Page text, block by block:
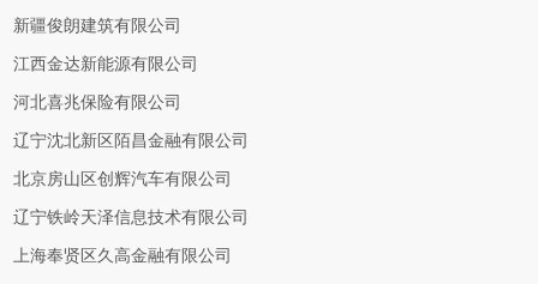
新疆俊朗建筑有限公司
江西金达新能源有限公司
河北喜兆保险有限公司
辽宁沈北新区陌昌金融有限公司
北京房山区创辉汽车有限公司
辽宁铁岭天泽信息技术有限公司
上海奉贤区久高金融有限公司